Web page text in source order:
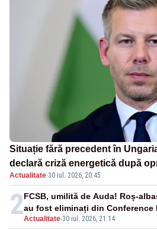
Situație fără precedent în
declară criză energetică după
Paks
Actualitate·30 iul. 2026, 20:45
2Actualitate-30 iul. 2026, 21:14
FCSB, umilită de Auda! Roș-
au fost eliminați din Conference